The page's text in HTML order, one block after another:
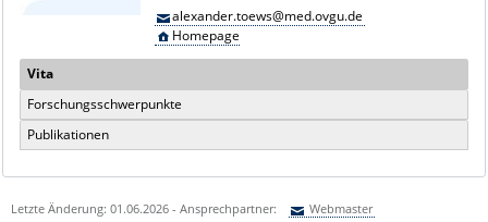
alexander.toews@med.ovgu.de
Homepage
Vita
Forschungsschwerpunkte
Publikationen
Letzte Änderung: 01.06.2026 - Ansprechpartner: Webmaster